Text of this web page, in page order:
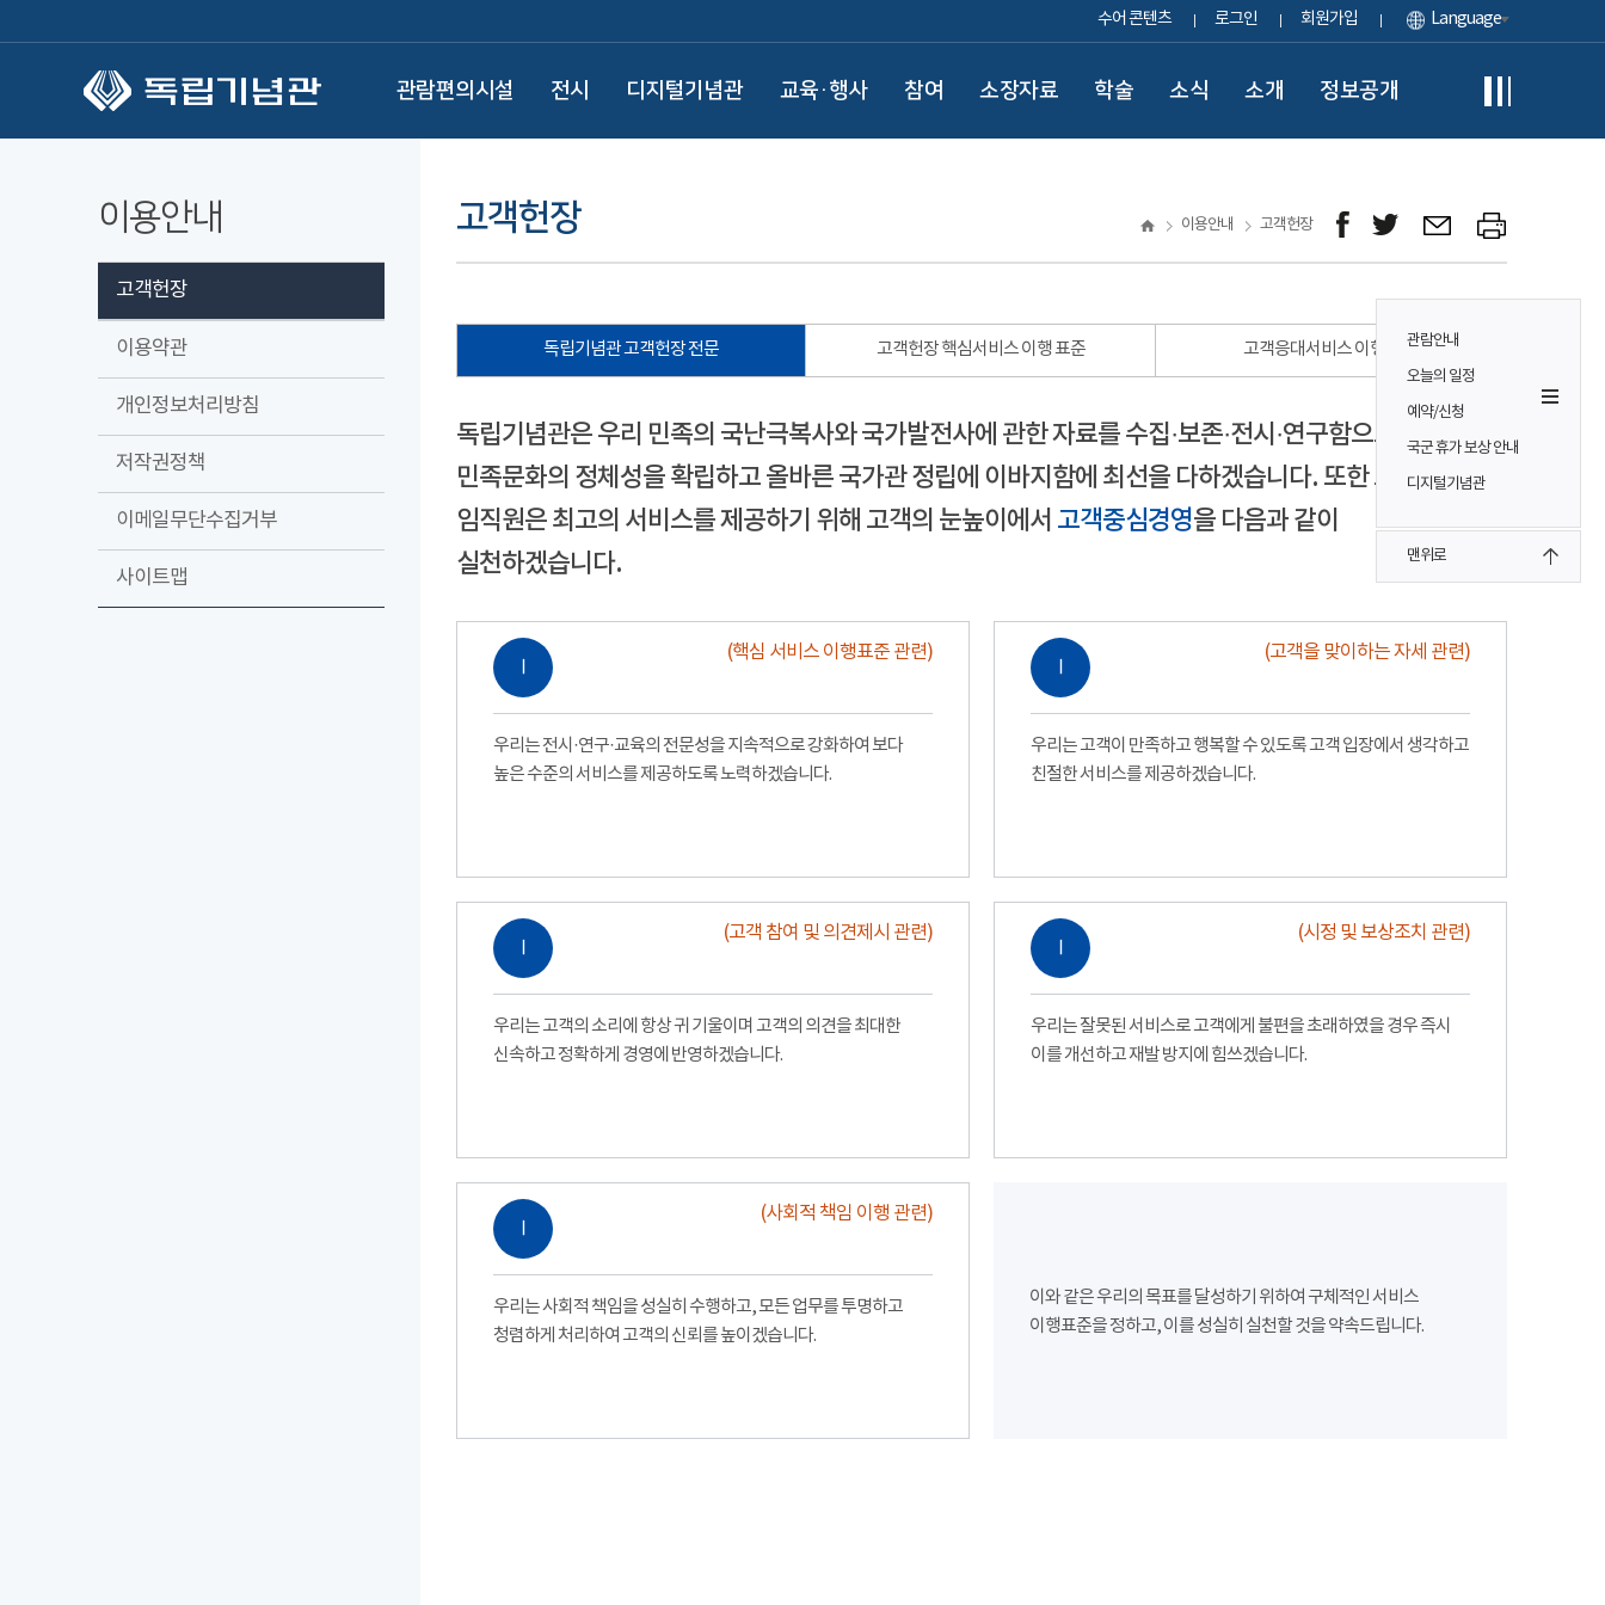
수어 콘텐츠 로그인 회원가입 Language
관람편의시설 전시 디지털기념관 교육·행사 참여 소장자료 학술 소식 소개 정보공개
관람안내
오늘의 일정
예약/신청
국군 휴가 보상 안내
디지털기념관
맨위로
이용안내
고객헌장
이용약관
개인정보처리방침
저작권정책
이메일무단수집거부
사이트맵
고객헌장 이용안내 고객헌장
독립기념관 고객헌장 전문 고객헌장 핵심서비스 이행 표준 고객응대서비스 이행 표준
독립기념관은 우리 민족의 국난극복사와 국가발전사에 관한 자료를 수집·보존·전시·연구함으로써
민족문화의 정체성을 확립하고 올바른 국가관 정립에 이바지함에 최선을 다하겠습니다. 또한 모든
임직원은 최고의 서비스를 제공하기 위해 고객의 눈높이에서 고객중심경영을 다음과 같이
실천하겠습니다.
Ⅰ
(핵심 서비스 이행표준 관련)
우리는 전시·연구·교육의 전문성을 지속적으로 강화하여 보다
높은 수준의 서비스를 제공하도록 노력하겠습니다.
Ⅰ
(고객을 맞이하는 자세 관련)
우리는 고객이 만족하고 행복할 수 있도록 고객 입장에서 생각하고
친절한 서비스를 제공하겠습니다.
Ⅰ
(고객 참여 및 의견제시 관련)
우리는 고객의 소리에 항상 귀 기울이며 고객의 의견을 최대한
신속하고 정확하게 경영에 반영하겠습니다.
Ⅰ
(시정 및 보상조치 관련)
우리는 잘못된 서비스로 고객에게 불편을 초래하였을 경우 즉시
이를 개선하고 재발 방지에 힘쓰겠습니다.
Ⅰ
(사회적 책임 이행 관련)
우리는 사회적 책임을 성실히 수행하고, 모든 업무를 투명하고
청렴하게 처리하여 고객의 신뢰를 높이겠습니다.
이와 같은 우리의 목표를 달성하기 위하여 구체적인 서비스
이행표준을 정하고, 이를 성실히 실천할 것을 약속드립니다.